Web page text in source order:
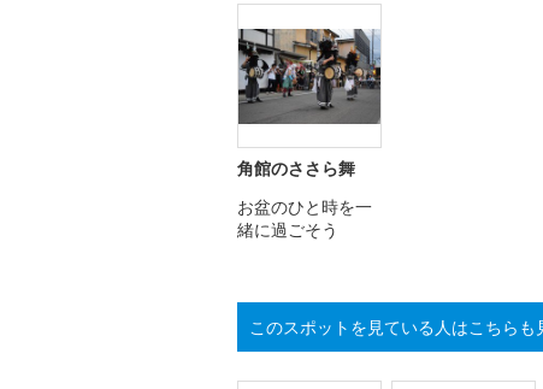
角館のささら舞
お盆のひと時を一
緒に過ごそう
このスポットを見ている人はこちらも